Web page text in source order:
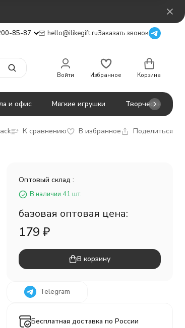
85-87 hello@ilikegift.ruЗаказать звонок
Войти Избранное Корзина
и офис Мягкие игрушки Творчество
К сравнению В избранное Поделиться
Оптовый склад :
В наличии 41 шт.
базовая оптовая цена:
179 ₽
В корзину
Telegram
Бесплатная доставка по России